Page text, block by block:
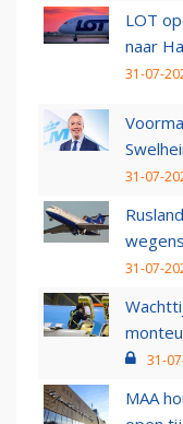
LOT
naar
31-07-
31-07-
31-07-
31-
MAA